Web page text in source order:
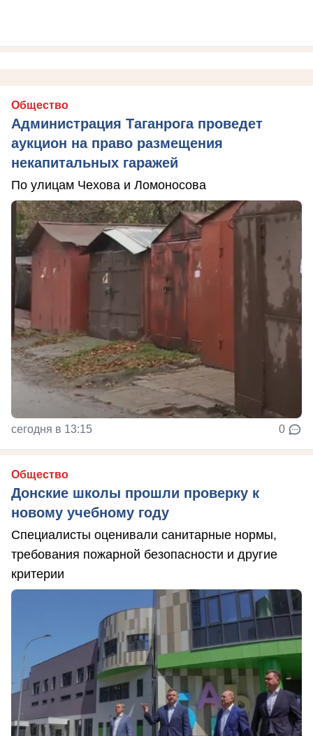
Общество
Администрация Таганрога проведет
аукцион на право размещения
некапитальных гаражей
По улицам Чехова и Ломоносова
сегодня в 13:15 0
Общество
Донские школы прошли проверку к
новому учебному году
Специалисты оценивали санитарные нормы,
требования пожарной безопасности и другие
критерии